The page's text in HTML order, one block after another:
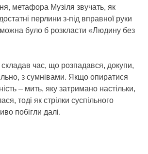
метафора Музіля звучать, як
перлини з-під вправної руки
можна було б розкласти «Людину без
складав час, що розпадався, докупи,
з сумнівами. Якщо опиратися
– мить, яку затримано настільки,
тоді як стрілки суспільного
побігли далі.